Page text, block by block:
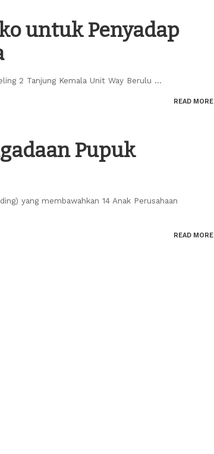
untuk Penyadap
2 Tanjung Kemala Unit Way Berulu ...
READ MORE
Pupuk
yang membawahkan 14 Anak Perusahaan
READ MORE